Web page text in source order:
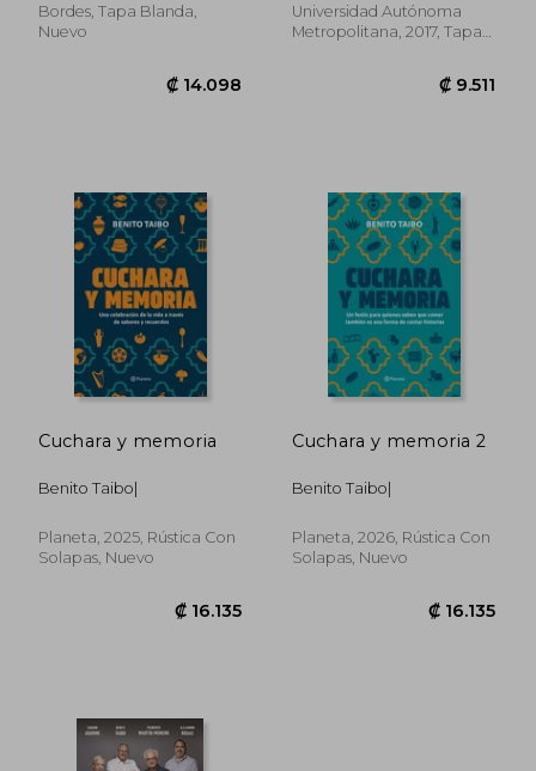
Bordes, Tapa Blanda,
Nuevo
Universidad Autónoma
Metropolitana, 2017, Tapa
Cuchara y memoria
Benito Taibo|
Planeta, 2025, Rústica Con
Solapas, Nuevo
Cuchara y memoria 2
Benito Taibo|
Planeta, 2026, Rústica Con
Solapas, Nuevo